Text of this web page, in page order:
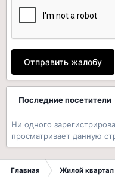
Отправить жалобу
Последние посетители
Ни одного
просматривает данную
Главная Жилой квартал